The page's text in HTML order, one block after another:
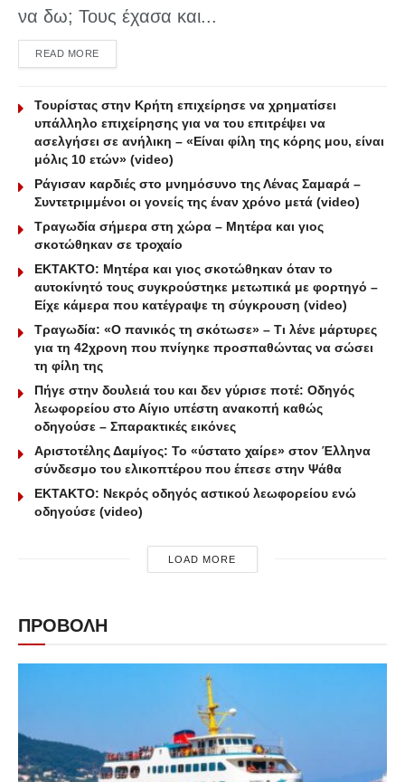
να δω; Τους έχασα και...
READ MOREDETAILS
Τουρίστας στην Κρήτη επιχείρησε να χρηματίσει
υπάλληλο επιχείρησης για να του επιτρέψει να
ασελγήσει σε ανήλικη – «Είναι φίλη της κόρης μου, είναι
μόλις 10 ετών» (video)
Ράγισαν καρδιές στο μνημόσυνο της Λένας Σαμαρά –
Συντετριμμένοι οι γονείς της έναν χρόνο μετά (video)
Τραγωδία σήμερα στη χώρα – Μητέρα και γιος
σκοτώθηκαν σε τροχαίο
ΕΚΤΑΚΤΟ: Μητέρα και γιος σκοτώθηκαν όταν το
αυτοκίνητό τους συγκρούστηκε μετωπικά με φορτηγό –
Είχε κάμερα που κατέγραψε τη σύγκρουση (video)
Τραγωδία: «Ο πανικός τη σκότωσε» – Τι λένε μάρτυρες
για τη 42χρονη που πνίγηκε προσπαθώντας να σώσει
τη φίλη της
Πήγε στην δουλειά του και δεν γύρισε ποτέ: Οδηγός
λεωφορείου στο Αίγιο υπέστη ανακοπή καθώς
οδηγούσε – Σπαρακτικές εικόνες
Αριστοτέλης Δαμίγος: Το «ύστατο χαίρε» στον Έλληνα
σύνδεσμο του ελικοπτέρου που έπεσε στην Ψάθα
ΕΚΤΑΚΤΟ: Νεκρός οδηγός αστικού λεωφορείου ενώ
οδηγούσε (video)
LOAD MORE
ΠΡΟΒΟΛΗ